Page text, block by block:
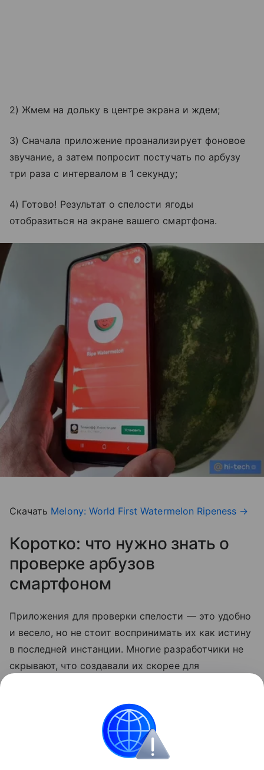
2) Жмем на дольку в центре экрана и ждем;
3) Сначала приложение проанализирует фоновое
звучание, а затем попросит постучать по арбузу
три раза с интервалом в 1 секунду;
4) Готово! Результат о спелости ягоды
отобразиться на экране вашего смартфона.
Скачать Melony: World First Watermelon Ripeness →
Коротко: что нужно знать о
проверке арбузов
смартфоном
Приложения для проверки спелости — это удобно
и весело, но не стоит воспринимать их как истину
в последней инстанции. Многие разработчики не
скрывают, что создавали их скорее для
Лайфхаки